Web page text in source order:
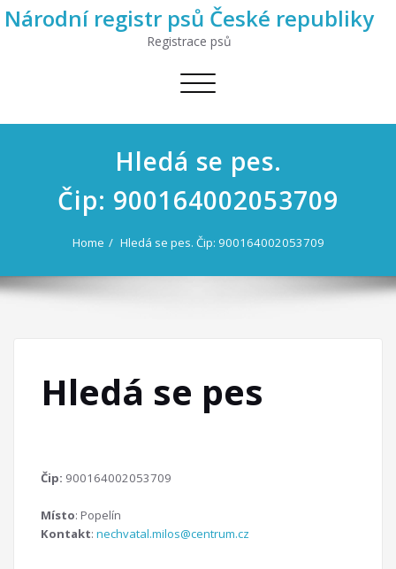
Národní registr psů České republiky
Registrace psů
Toggle
Hledá se pes.
Čip: 900164002053709
Home Hledá se pes. Čip: 900164002053709
Hledá se pes
Čip: 900164002053709
Místo: Popelín
Kontakt: nechvatal.milos@centrum.cz